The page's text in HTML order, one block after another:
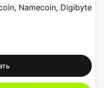
Namecoin, Digibyte